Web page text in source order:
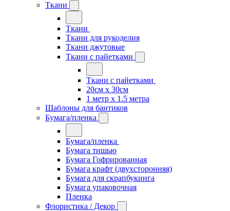
Ткани
Ткани
Ткани для рукоделия
Ткани джутовые
Ткани с пайетками
Ткани с пайетками
20см х 30см
1 метр х 1.5 метра
Шаблоны для бантиков
Бумага/пленка
Бумага/пленка
Бумага тишью
Бумага Гофрированная
Бумага крафт (двухсторонняя)
Бумага для скрапбукинга
Бумага упаковочная
Пленка
Флористика / Декор